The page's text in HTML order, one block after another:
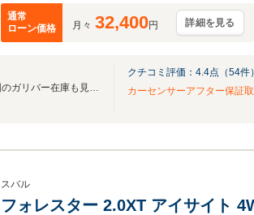
通常
ローン価格
月々 32,400円 詳細を見る
クチコミ評価： 4.4点（54件）
カーセンサーアフター保証
スバル
フォレスター 2.0XT アイサイト